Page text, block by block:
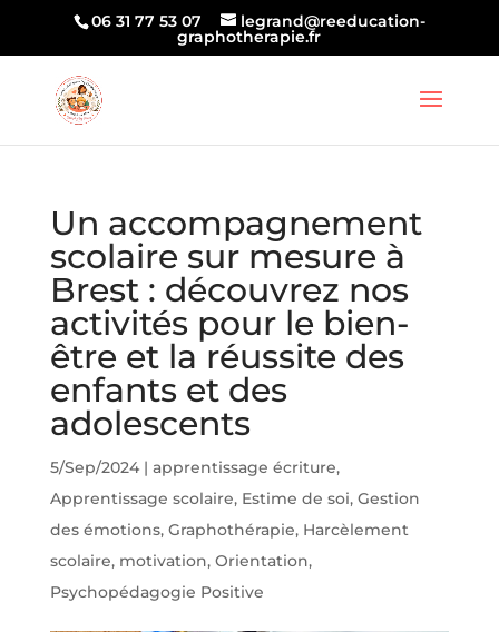
06 31 77 53 07 legrand@reeducation-
graphotherapie.fr
Un accompagnement
scolaire sur mesure à
Brest : découvrez nos
activités pour le bien-
être et la réussite des
enfants et des
adolescents
5/Sep/2024| apprentissage écriture,
Apprentissage scolaire, Estime de soi, Gestion
des émotions, Graphothérapie, Harcèlement
scolaire, motivation, Orientation,
Psychopédagogie Positive